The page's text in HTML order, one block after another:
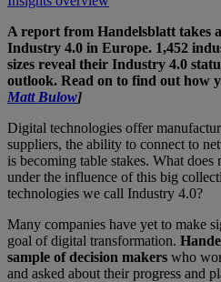
A report from Handelsblatt takes
Industry 4.0 in Europe. 1,452
sizes reveal their Industry 4.0
outlook. Read on to find out how
Matt Bulow]
Digital technologies offer
suppliers, the ability to connect to
is becoming table stakes. What
under the influence of this big
technologies we call Industry 4.0?
Many companies have yet to make
goal of digital transformation.
sample of decision makers who
and asked about their progress and